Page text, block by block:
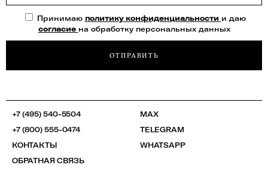
Принимаю политику конфиденциальности и даю
согласие на обработку персональных данных
ОТПРАВИТЬ
+7 (495) 540-5504
+7 (800) 555-0474
КОНТАКТЫ
ОБРАТНАЯ СВЯЗЬ
MAX
TELEGRAM
WHATSAPP